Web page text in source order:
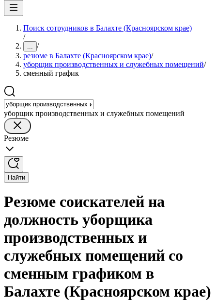
Поиск сотрудников в Балахте (Красноярском крае)
/
... /
резюме в Балахте (Красноярском крае)/
уборщик производственных и служебных помещений/
сменный график
уборщик производственных и служебных помещений
Резюме
Найти
Резюме соискателей на
должность уборщика
производственных и
служебных помещений со
сменным графиком в
Балахте (Красноярском крае)